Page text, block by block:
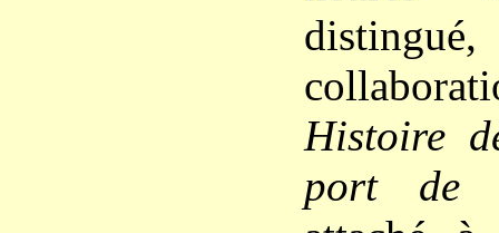
Histoire
port de